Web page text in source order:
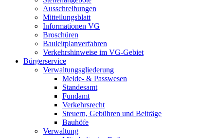
Ausschreibungen
Mitteilungsblatt
Informationen VG
Broschüren
Bauleitplanverfahren
Verkehrshinweise im VG-Gebiet
Bürgerservice
Verwaltungsgliederung
Melde- & Passwesen
Standesamt
Fundamt
Verkehrsrecht
Steuern, Gebühren und Beiträge
Bauhöfe
Verwaltung